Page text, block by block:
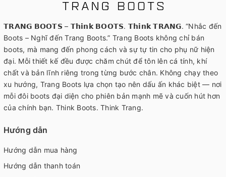
𝗧𝗥𝗔𝗡𝗚 𝗕𝗢𝗢𝗧𝗦 – 𝗧𝗵𝗶𝗻𝗸 𝗕𝗢𝗢𝗧𝗦. 𝗧𝗵𝗶𝗻𝗸 𝗧𝗥𝗔𝗡𝗚. “Nhắc đến
Boots – Nghĩ đến Trang Boots.” Trang Boots không chỉ bán
boots, mà mang đến phong cách và sự tự tin cho phụ nữ hiện
đại. Mỗi thiết kế đều được chăm chút để tôn lên cá tính, khí
chất và bản lĩnh riêng trong từng bước chân. Không chạy theo
xu hướng, Trang Boots lựa chọn tạo nên dấu ấn khác biệt — nơi
mỗi đôi boots đại diện cho phiên bản mạnh mẽ và cuốn hút hơn
của chính bạn. Think Boots. Think Trang.
Hướng dẫn
Hướng dẫn mua hàng
Hướng dẫn thanh toán